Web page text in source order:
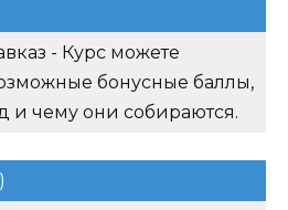
- Курс можете
бонусные баллы,
и чему они собираются.